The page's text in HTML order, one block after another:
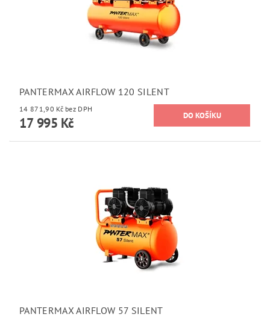
PANTERMAX AIRFLOW 120 SILENT
14 871,90 Kč bez DPH
17 995 Kč
PANTERMAX AIRFLOW 57 SILENT